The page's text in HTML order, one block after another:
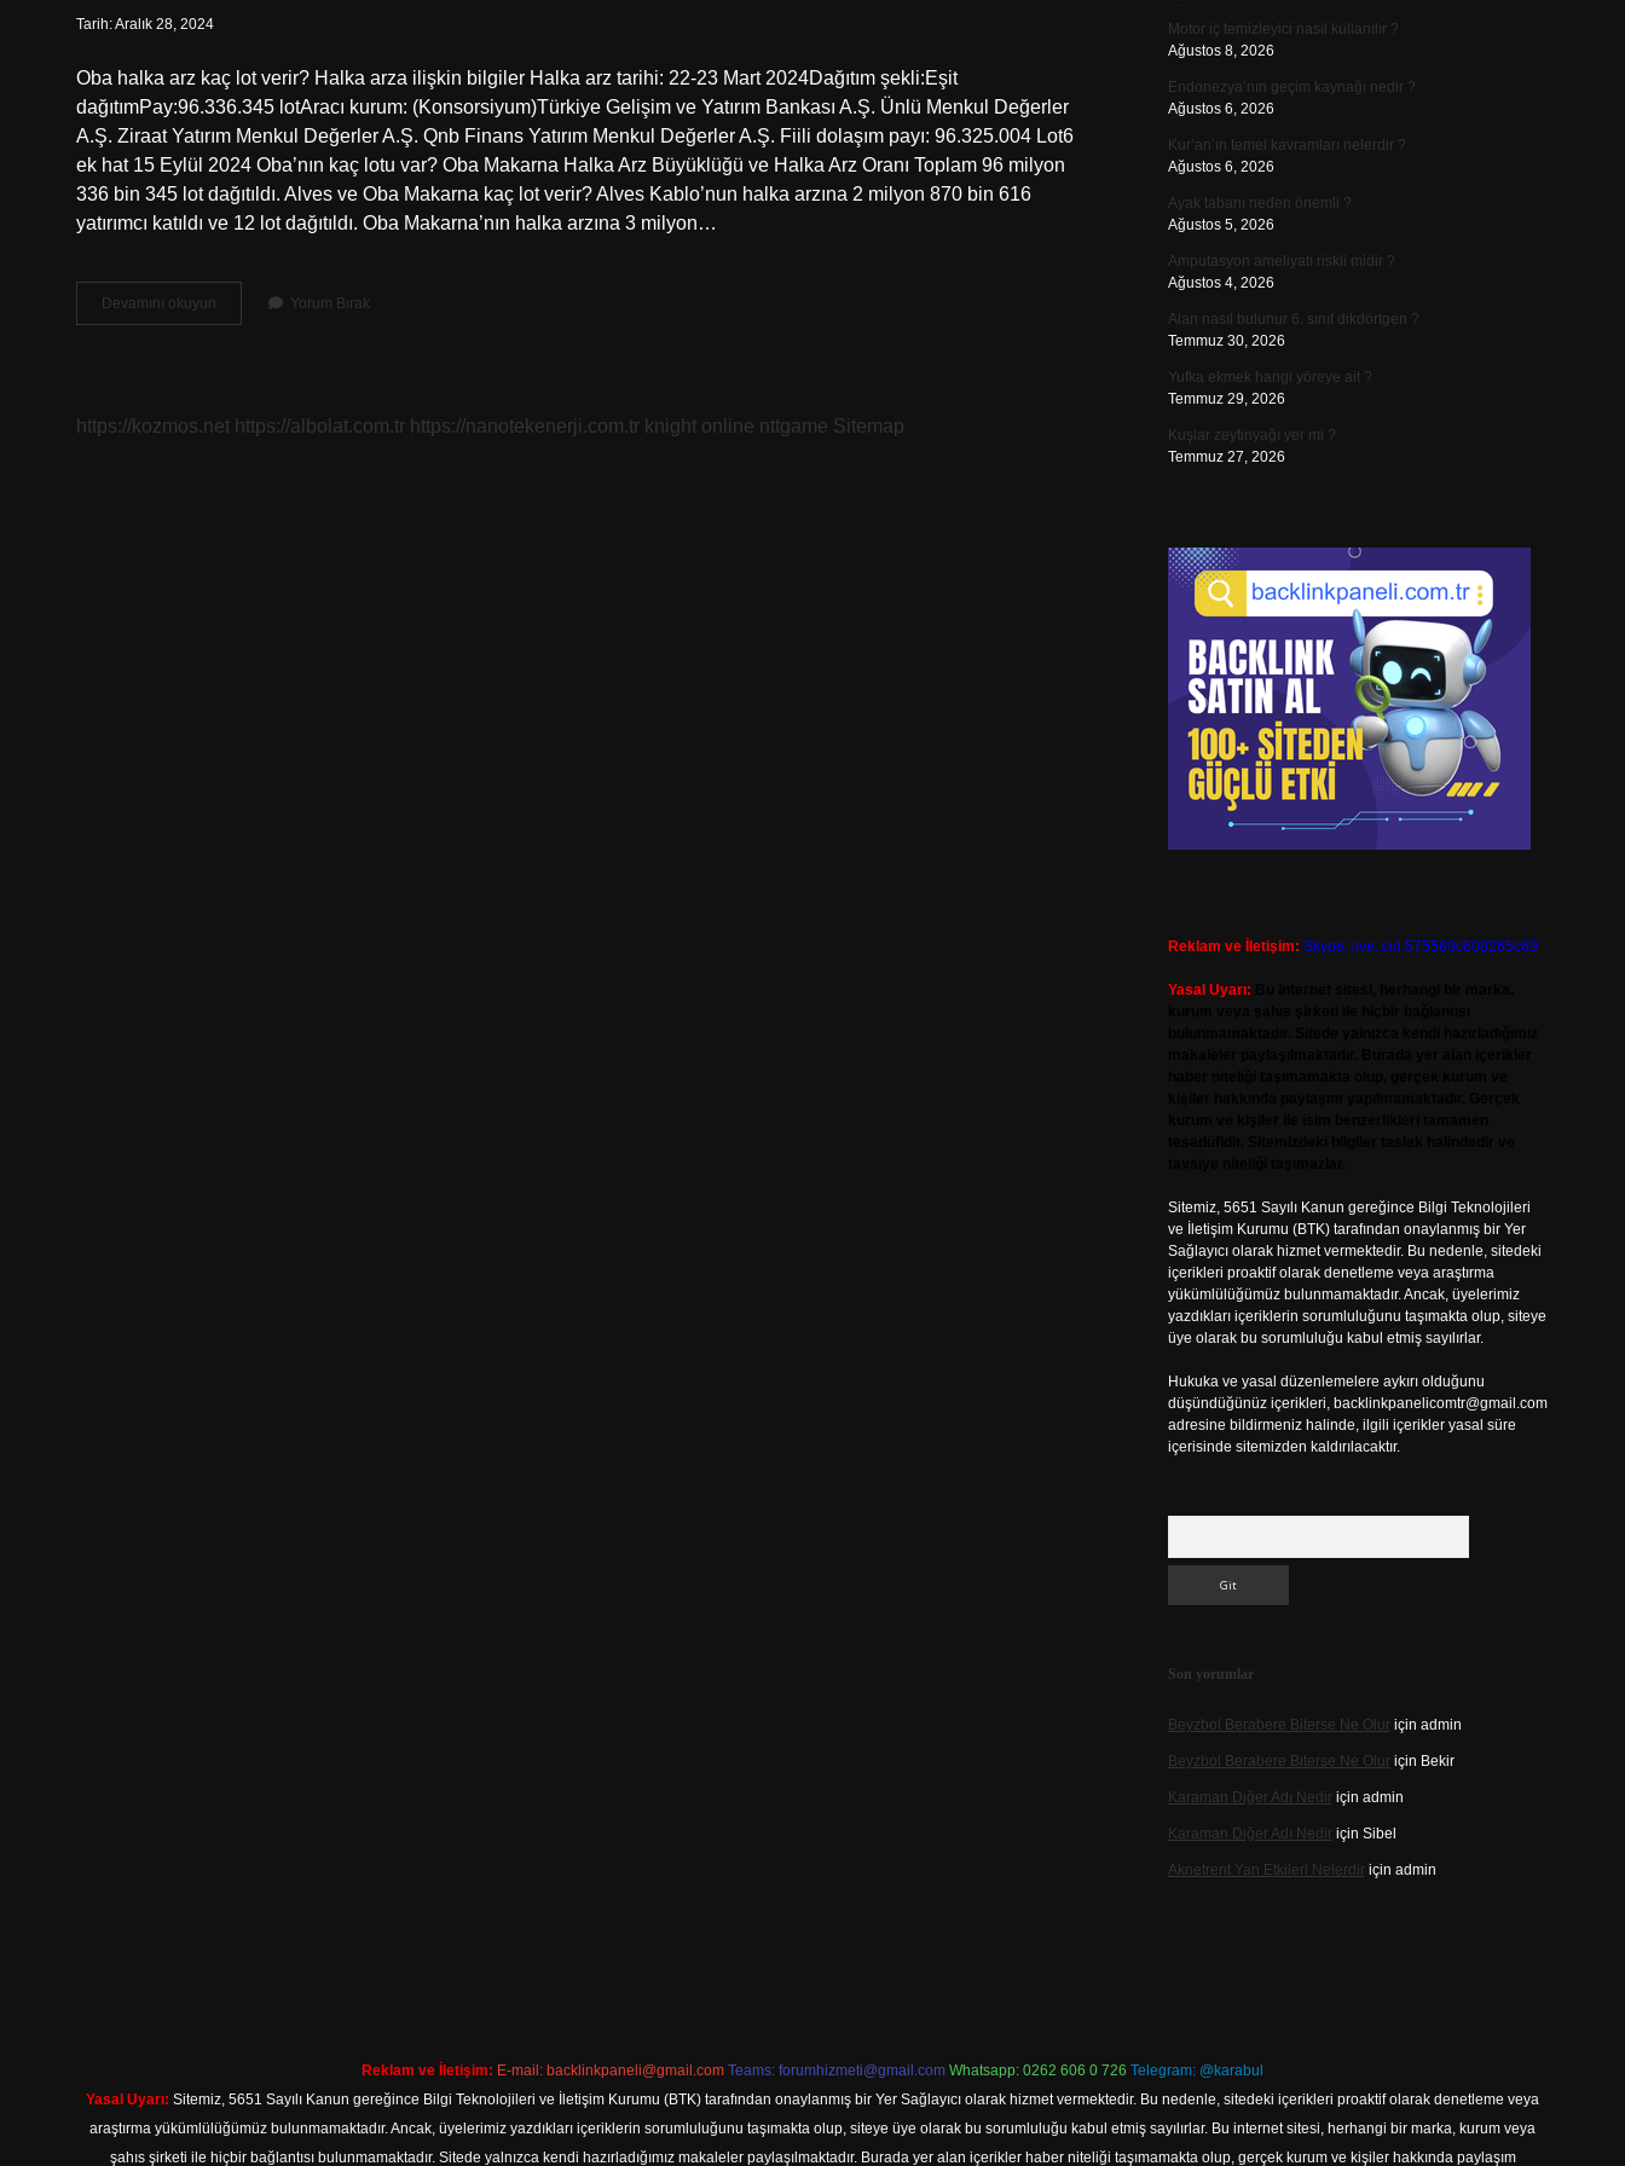
Tarih: Aralık 28, 2024
Oba halka arz kaç lot verir? Halka arza ilişkin bilgiler Halka arz tarihi: 22-23 Mart 2024Dağıtım şekli:Eşit
dağıtımPay:96.336.345 lotAracı kurum: (Konsorsiyum)Türkiye Gelişim ve Yatırım Bankası A.Ş. Ünlü Menkul Değerler
A.Ş. Ziraat Yatırım Menkul Değerler A.Ş. Qnb Finans Yatırım Menkul Değerler A.Ş. Fiili dolaşım payı: 96.325.004 Lot6
ek hat 15 Eylül 2024 Oba’nın kaç lotu var? Oba Makarna Halka Arz Büyüklüğü ve Halka Arz Oranı Toplam 96 milyon
336 bin 345 lot dağıtıldı. Alves ve Oba Makarna kaç lot verir? Alves Kablo’nun halka arzına 2 milyon 870 bin 616
yatırımcı katıldı ve 12 lot dağıtıldı. Oba Makarna’nın halka arzına 3 milyon…
Devamını okuyun
Kaç
Yorum Bırak
https://kozmos.net https://albolat.com.tr https://nanotekenerji.com.tr knight online nttgame Sitemap
Motor iç temizleyici nasıl kullanılır ?
Ağustos 8, 2026
Endonezya’nın geçim kaynağı nedir ?
Ağustos 6, 2026
Kur’an’ın temel kavramları nelerdir ?
Ağustos 6, 2026
Ayak tabanı neden önemli ?
Ağustos 5, 2026
Amputasyon ameliyatı riskli midir ?
Ağustos 4, 2026
Alan nasıl bulunur 6. sınıf dikdörtgen ?
Temmuz 30, 2026
Yufka ekmek hangi yöreye ait ?
Temmuz 29, 2026
Kuşlar zeytinyağı yer mi ?
Temmuz 27, 2026
Reklam ve İletişim: Skype: live:.cid.575569c608265c69
Yasal Uyarı:
Sitemiz, 5651 Sayılı Kanun gereğince Bilgi Teknolojileri
ve İletişim Kurumu (BTK) tarafından onaylanmış bir Yer
Sağlayıcı olarak hizmet vermektedir. Bu nedenle, sitedeki
içerikleri proaktif olarak denetleme veya araştırma
yükümlülüğümüz bulunmamaktadır. Ancak, üyelerimiz
yazdıkları içeriklerin sorumluluğunu taşımakta olup, siteye
üye olarak bu sorumluluğu kabul etmiş sayılırlar.
Hukuka ve yasal düzenlemelere aykırı olduğunu
düşündüğünüz içerikleri, backlinkpanelicomtr@gmail.com
adresine bildirmeniz halinde, ilgili içerikler yasal süre
içerisinde sitemizden kaldırılacaktır.
Son yorumlar
Beyzbol Berabere Biterse Ne Oluriçin admin
Beyzbol Berabere Biterse Ne Oluriçin Bekir
Karaman Diğer Adı Nediriçin admin
Karaman Diğer Adı Nediriçin Sibel
Aknetrent Yan Etkileri Nelerdiriçin admin
Reklam ve İletişim: E-mail: backlinkpaneli@gmail.com Teams: forumhizmeti@gmail.com Whatsapp: 0262 606 0 726 Telegram: @karabul
Yasal Uyarı: Sitemiz, 5651 Sayılı Kanun gereğince Bilgi Teknolojileri ve İletişim Kurumu (BTK) tarafından onaylanmış bir Yer Sağlayıcı olarak hizmet vermektedir. Bu nedenle, sitedeki içerikleri proaktif olarak denetleme veya
araştırma yükümlülüğümüz bulunmamaktadır. Ancak, üyelerimiz yazdıkları içeriklerin sorumluluğunu taşımakta olup, siteye üye olarak bu sorumluluğu kabul etmiş sayılırlar. Bu internet sitesi, herhangi bir marka, kurum veya
şahıs şirketi ile hiçbir bağlantısı bulunmamaktadır. Sitede yalnızca kendi hazırladığımız makaleler paylaşılmaktadır. Burada yer alan içerikler haber niteliği taşımamakta olup, gerçek kurum ve kişiler hakkında paylaşım